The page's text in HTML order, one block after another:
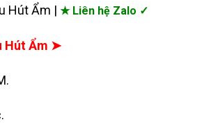
Hút Ẩm | ★ Liên hệ Zalo ✓
Hút Ẩm ➤